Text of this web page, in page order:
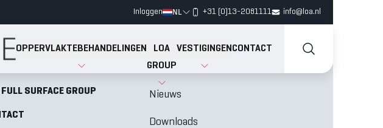
Inloggen NL +31 (0)13-2081111 info@loa.nl
OPPERVLAKTEBEHANDELINGEN
LOA
GROUP
VESTIGINGEN CONTACT
FULL SURFACE GROUP
Vacatures
Nieuws
Downloads